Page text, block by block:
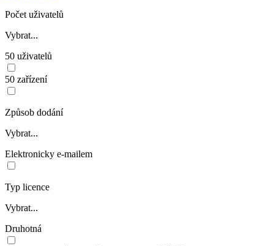
Počet uživatelů
Vybrat...
50 uživatelů
50 zařízení
Způsob dodání
Vybrat...
Elektronicky e-mailem
Typ licence
Vybrat...
Druhotná